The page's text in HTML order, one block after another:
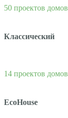
50 проектов домов
Классический
14 проектов домов
EcoHouse